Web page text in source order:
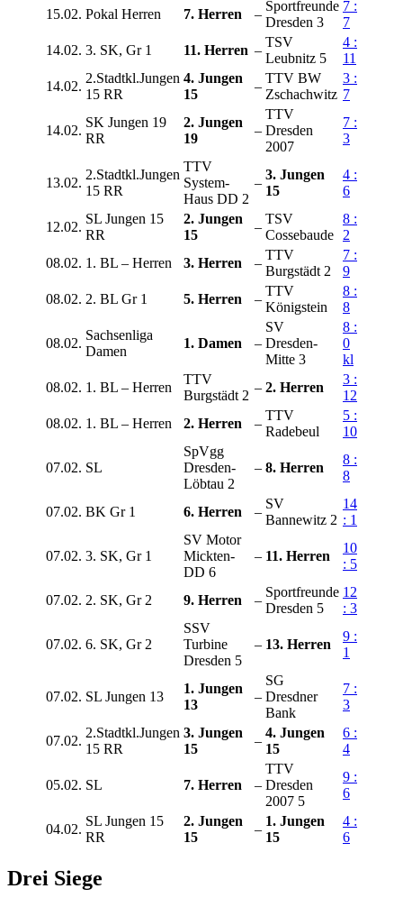
15.02. Pokal Herren 7. Herren –
Sportfreunde
Dresden 3
7 :
7
14.02. 3. SK, Gr 1 11. Herren –
TSV
Leubnitz 5
4 :
11
14.02.
2.Stadtkl.Jungen
15 RR
4. Jungen
15
–
TTV BW
Zschachwitz
3 :
7
14.02.
SK Jungen 19
RR
2. Jungen
19
–
TTV
Dresden
2007
7 :
3
13.02.
2.Stadtkl.Jungen
15 RR
TTV
System-
Haus DD 2
–
3. Jungen
15
4 :
6
12.02.
SL Jungen 15
RR
2. Jungen
15
–
TSV
Cossebaude
8 :
2
08.02. 1. BL – Herren 3. Herren –
TTV
Burgstädt 2
7 :
9
08.02. 2. BL Gr 1 5. Herren –
TTV
Königstein
8 :
8
08.02.
Sachsenliga
Damen
1. Damen –
SV
Dresden-
Mitte 3
8 :
0
kl
08.02. 1. BL – Herren
TTV
Burgstädt 2
– 2. Herren
3 :
12
08.02. 1. BL – Herren 2. Herren –
TTV
Radebeul
5 :
10
07.02. SL
SpVgg
Dresden-
Löbtau 2
– 8. Herren
8 :
8
07.02. BK Gr 1 6. Herren –
SV
Bannewitz 2
14
: 1
07.02. 3. SK, Gr 1
SV Motor
Mickten-
DD 6
– 11. Herren
10
: 5
07.02. 2. SK, Gr 2 9. Herren –
Sportfreunde
Dresden 5
12
: 3
07.02. 6. SK, Gr 2
SSV
Turbine
Dresden 5
– 13. Herren
9 :
1
07.02. SL Jungen 13
1. Jungen
13
–
SG
Dresdner
Bank
7 :
3
07.02.
2.Stadtkl.Jungen
15 RR
3. Jungen
15
–
4. Jungen
15
6 :
4
05.02. SL 7. Herren –
TTV
Dresden
2007 5
9 :
6
04.02.
SL Jungen 15
RR
2. Jungen
15
–
1. Jungen
15
4 :
6
Drei Siege